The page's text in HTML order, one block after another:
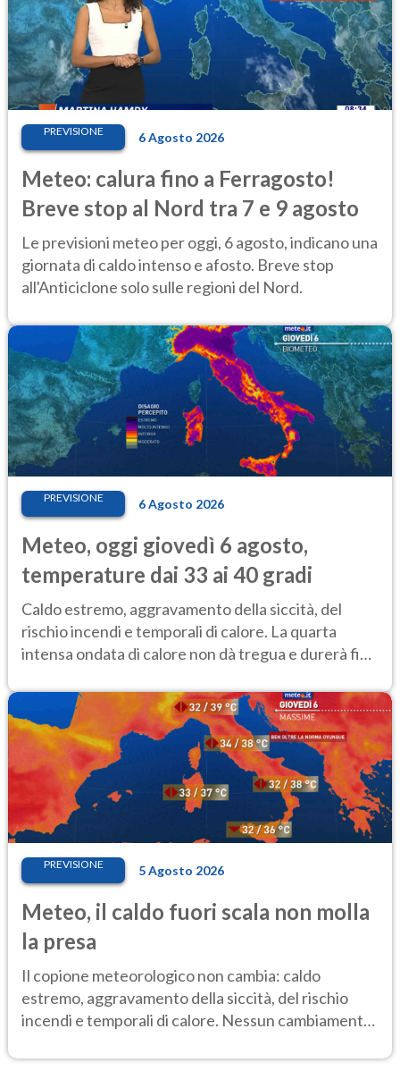
PREVISIONE 6 Agosto 2026
Meteo: calura fino a Ferragosto!
Breve stop al Nord tra 7 e 9 agosto
Le previsioni meteo per oggi, 6 agosto, indicano una
giornata di caldo intenso e afosto. Breve stop
all'Anticiclone solo sulle regioni del Nord.
PREVISIONE 6 Agosto 2026
Meteo, oggi giovedì 6 agosto,
temperature dai 33 ai 40 gradi
Caldo estremo, aggravamento della siccità, del
rischio incendi e temporali di calore. La quarta
intensa ondata di calore non dà tregua e durerà fino
PREVISIONE 5 Agosto 2026
Meteo, il caldo fuori scala non molla
la presa
Il copione meteorologico non cambia: caldo
estremo, aggravamento della siccità, del rischio
incendi e temporali di calore. Nessun cambiamento